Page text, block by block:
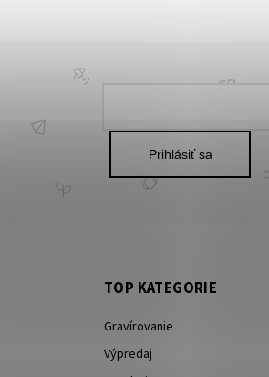
Prihlásiť sa
TOP KATEGORIE
Gravírovanie
Výpredaj